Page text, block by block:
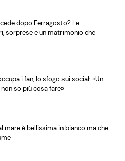
dopo Ferragosto? Le
sorprese e un matrimonio che
i fan, lo sfogo sui social: «Un
so più cosa fare»
mare è bellissima in bianco ma che